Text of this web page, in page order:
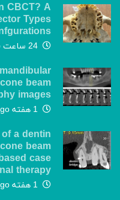
CBCT? A
Types
24 ساعت ago
beam
images
1 هفته ago
a dentin
beam
case
therapy
1 هفته ago